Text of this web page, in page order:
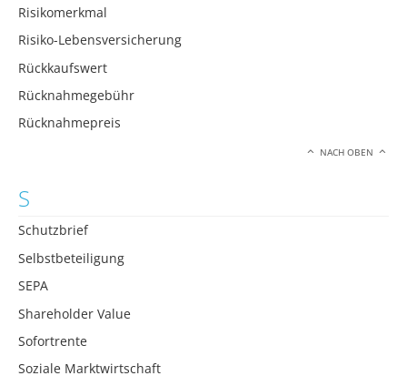
Risikomerkmal
Risiko-Lebensversicherung
Rückkaufswert
Rücknahmegebühr
Rücknahmepreis
NACH OBEN
S
Schutzbrief
Selbstbeteiligung
SEPA
Shareholder Value
Sofortrente
Soziale Marktwirtschaft